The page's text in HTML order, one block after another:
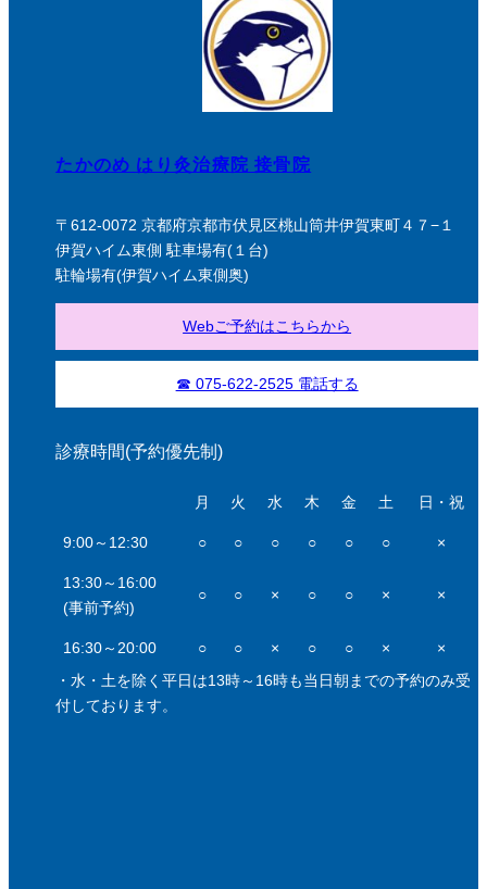
たかのめ はり灸治療院 接骨院
〒612-0072 京都府京都市伏見区桃山筒井伊賀東町４７−１
伊賀ハイム東側 駐車場有(１台)
駐輪場有(伊賀ハイム東側奥)
Webご予約はこちらから
☎ 075-622-2525 電話する
診療時間(予約優先制)
月 火 水 木 金 土 日・祝
9:00～12:30 ○ ○ ○ ○ ○ ○ ×
13:30～16:00
(事前予約)
○ ○ × ○ ○ × ×
16:30～20:00 ○ ○ × ○ ○ ×
×
・水・土を除く平日は13時～16時も当日朝までの予約のみ受
付しております。